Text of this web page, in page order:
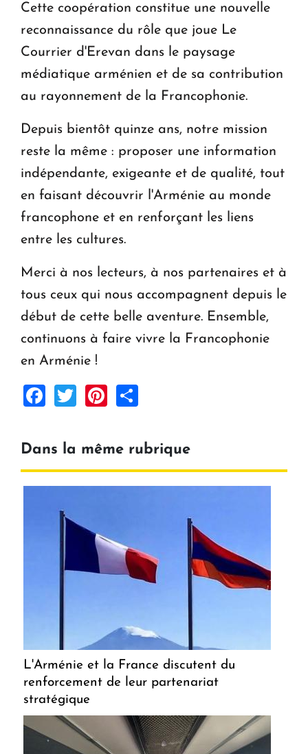
Cette coopération constitue une nouvelle
reconnaissance du rôle que joue Le
Courrier d'Erevan dans le paysage
médiatique arménien et de sa contribution
au rayonnement de la Francophonie.
Depuis bientôt quinze ans, notre mission
reste la même : proposer une information
indépendante, exigeante et de qualité, tout
en faisant découvrir l'Arménie au monde
francophone et en renforçant les liens
entre les cultures.
Merci à nos lecteurs, à nos partenaires et à
tous ceux qui nous accompagnent depuis le
début de cette belle aventure. Ensemble,
continuons à faire vivre la Francophonie
en Arménie !
Facebook
TwitterPinterest
Dans la même rubrique
L'Arménie et la France discutent du
renforcement de leur partenariat
stratégique